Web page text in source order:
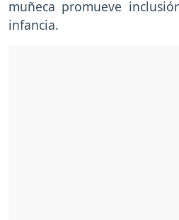
muñeca promueve
infancia.